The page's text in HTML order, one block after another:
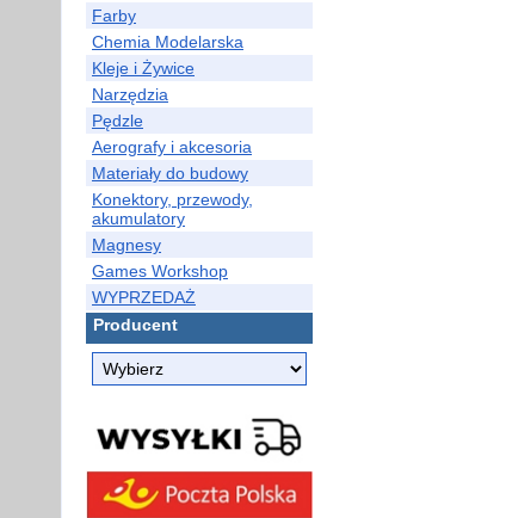
Farby
Chemia Modelarska
Kleje i Żywice
Narzędzia
Pędzle
Aerografy i akcesoria
Materiały do budowy
Konektory, przewody,
akumulatory
Magnesy
Games Workshop
WYPRZEDAŻ
Producent